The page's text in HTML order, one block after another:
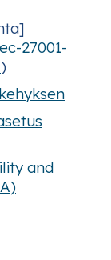
27001-
)
and